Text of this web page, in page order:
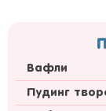
Вафли
Пудинг